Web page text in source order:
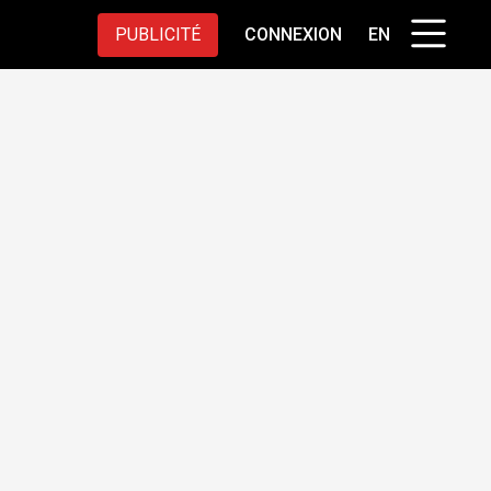
PUBLICITÉ CONNEXION EN